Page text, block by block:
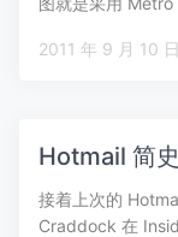
Hotmail 简史
接着上次的
Craddock 在